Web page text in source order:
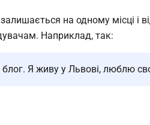
на одному місці і
Наприклад, так:
Я живу у Львові, люблю